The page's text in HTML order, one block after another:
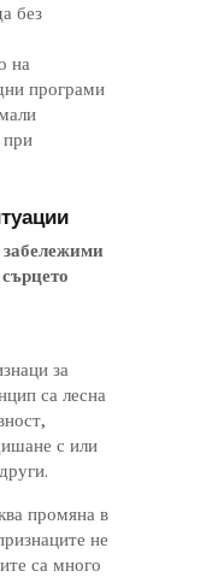
без
на
програми
при
забележими
за
са лесна
с или
промяна в
не
са много